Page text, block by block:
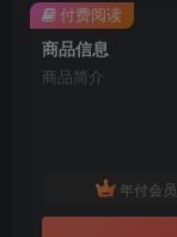
商品信息
商品简介
年付会员
付费阅读